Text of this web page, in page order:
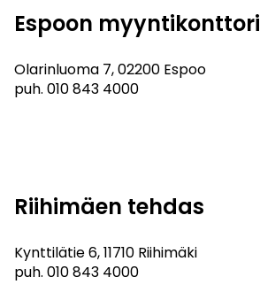
Espoon myyntikonttori
Olarinluoma 7, 02200 Espoo
puh. 010 843 4000
Riihimäen tehdas
Kynttilätie 6, 11710 Riihimäki
puh. 010 843 4000